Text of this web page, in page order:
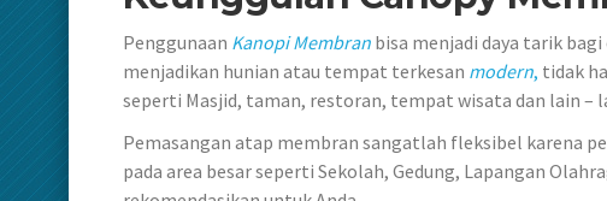
Penggunaan KanopiMembran bisa menjadi daya tarik
menjadikan hunian atau tempat terkesan modern, tidak
seperti Masjid, taman, restoran, tempat wisata dan lain –
Pemasangan atap membran sangatlah fleksibel karena
pada area besar seperti Sekolah, Gedung, Lapangan